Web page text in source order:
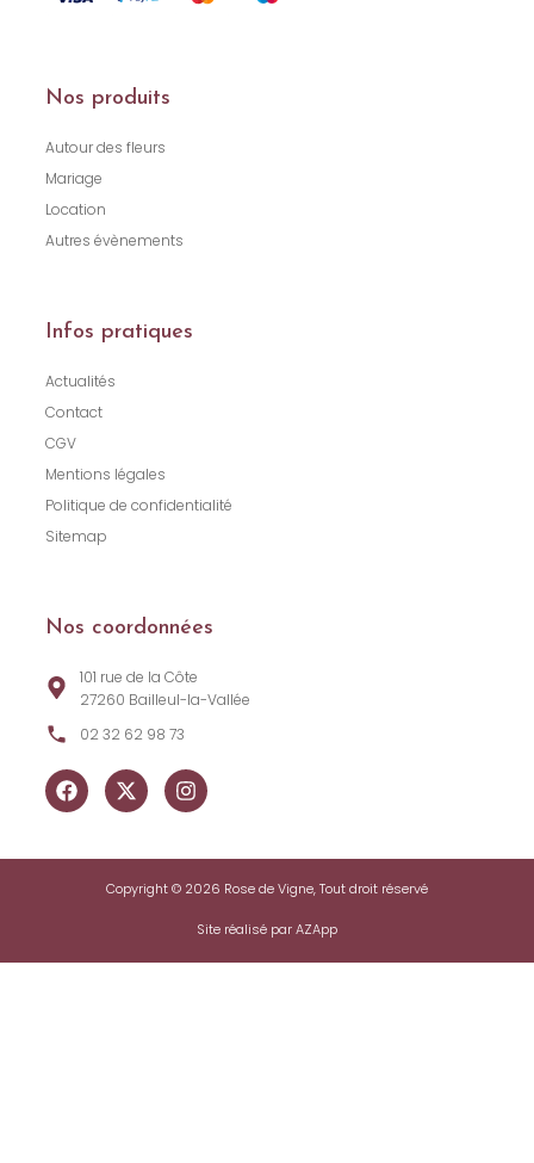
Nos produits
Autour des fleurs
Mariage
Location
Autres évènements
Infos pratiques
Actualités
Contact
CGV
Mentions légales
Politique de confidentialité
Sitemap
Nos coordonnées
101 rue de la Côte
27260 Bailleul-la-Vallée
02 32 62 98 73
Copyright © 2026 Rose de Vigne, Tout droit réservé
Site réalisé par AZApp